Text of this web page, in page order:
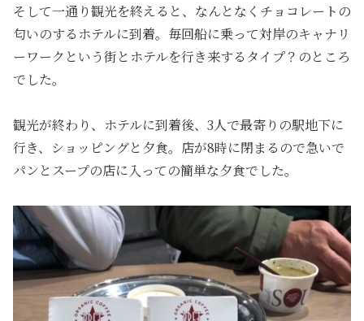
そして一通り観光を終えると、なんとなくチョコレートの
匂いのするホテルに到着。毎回船に乗って対岸のキャナリ
ーワークという街とホテルを行き来するタイプ？のところ
でした。
観光が終わり、ホテルに到着後、3人で最寄りの駅地下に
行き、ショッピングと夕食。店が8時に閉まるので急いで
パンとスープの店に入っての簡単な夕食でした。